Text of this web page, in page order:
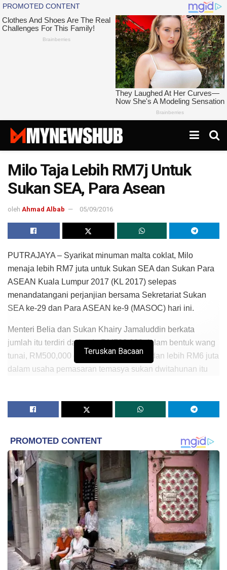
Milo Taja Lebih RM7j Untuk
Sukan SEA, Para Asean
oleh Ahmad Albab 05/09/2016
PUTRAJAYA – Syarikat minuman malta coklat, Milo
menaja lebih RM7 juta untuk Sukan SEA dan Sukan Para
ASEAN Kuala Lumpur 2017 (KL 2017) selepas
menandatangani perjanjian bersama Sekretariat Sukan
SEA ke-29 dan Para ASEAN ke-9 (MASOC) hari ini.
Menteri Belia dan Sukan Khairy Jamaluddin berkata
jumlah itu terdiri daripada RM700,000 dalam bentuk wang
tunai, RM500,000 dalam bentuk produk dan lebih RM6 juta
dalam usaha pemasaran temasya sukan dwitahunan itu
Khairy yang juga pengerusi MASOC berkata Milo akan
memaparkan logo berkaitan KL 2017 pada van-van
negara serta mengedarkan produk berkaitan temasya itu.
“Milo juga bercadang untuk mengadakan beberapa aktiviti
sempena hari sukan sekolah-sekolah dengan kerjasama
Kementerian Pendidikan, selain aktiviti-aktiviti berkenaan
di taman-taman awam, jabatan kerajaan, hari keluarga
korporat dan pusat membeli belah untuk meningkat
kesedaran awam mengenai KL 2017 bermula tahun
depan,” katanya kepada pemberita.
Terdahulu, Khairy menyaksikan majlis menandatangani
Teruskan Bacaan